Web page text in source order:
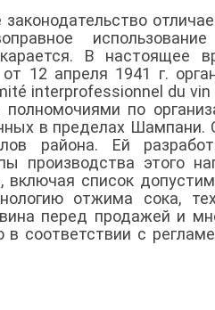
В настоящее
12 апреля 1941 г.
interprofessionnel du vin
по
в пределах Шампани.
района. Ей
производства этого
список
отжима сока,
перед продажей и
в соответствии с